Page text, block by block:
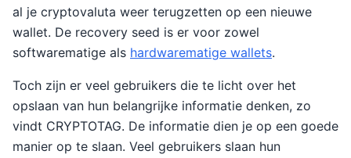
al je cryptovaluta weer terugzetten op een nieuwe
wallet. De recovery seed is er voor zowel
softwarematige als hardwarematige wallets.
Toch zijn er veel gebruikers die te licht over het
opslaan van hun belangrijke informatie denken, zo
vindt CRYPTOTAG. De informatie dien je op een goede
manier op te slaan. Veel gebruikers slaan hun